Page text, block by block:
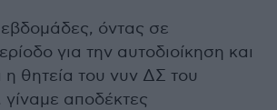
εβδομάδες, όντας σε
για την αυτοδιοίκηση και
η θητεία του νυν ΔΣ του
αποδέκτες